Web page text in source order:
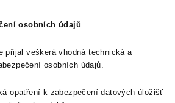
osobních údajů
přijal veškerá vhodná technická a
osobních údajů.
opatření k zabezpečení datových úložišť